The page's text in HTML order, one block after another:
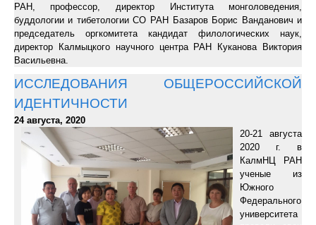
РАН, профессор, директор Института монголоведения,
буддологии и тибетологии СО РАН Базаров Борис Ванданович и
председатель оргкомитета кандидат филологических наук,
директор Калмыцкого научного центра РАН Куканова Виктория
Васильевна.
ИССЛЕДОВАНИЯ ОБЩЕРОССИЙСКОЙ
ИДЕНТИЧНОСТИ
24 августа, 2020
20-21 августа
2020 г. в
КалмНЦ РАН
ученые из
Южного
Федерального
университета